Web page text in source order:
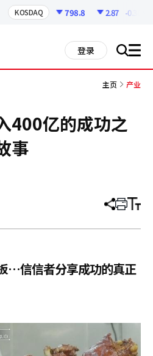
KOSDAQ 798.8 2.87 -0.36%
登录 搜 all
主页 产业
400亿的成功之
事
分
章
打 调
小
…信信者分享成功的真正